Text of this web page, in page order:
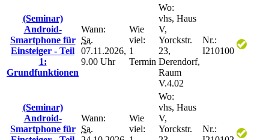
(Seminar)
Android-
Smartphone für
Einsteiger - Teil
1:
Grundfunktionen
Wann:
Sa.
07.11.2026,
9.00 Uhr
Wie
viel:
1
Termin
Wo:
vhs, Haus
V,
Yorckstr.
23,
Derendorf,
Raum
V.4.02
Nr.:
I210100
(Seminar)
Android-
Smartphone für
Wann:
Sa.
Wie
viel:
Wo:
vhs, Haus
V,
Yorckstr.
Nr.: